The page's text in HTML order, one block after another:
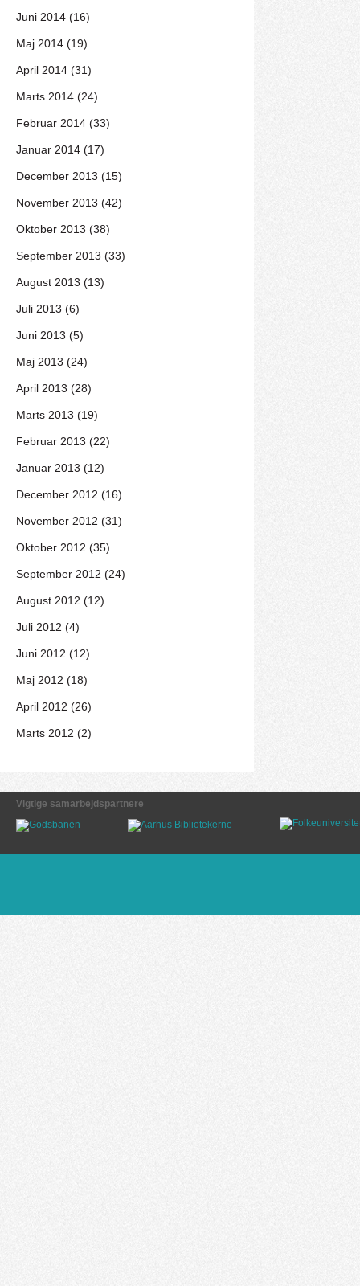
Juni 2014 (16)
Maj 2014 (19)
April 2014 (31)
Marts 2014 (24)
Februar 2014 (33)
Januar 2014 (17)
December 2013 (15)
November 2013 (42)
Oktober 2013 (38)
September 2013 (33)
August 2013 (13)
Juli 2013 (6)
Juni 2013 (5)
Maj 2013 (24)
April 2013 (28)
Marts 2013 (19)
Februar 2013 (22)
Januar 2013 (12)
December 2012 (16)
November 2012 (31)
Oktober 2012 (35)
September 2012 (24)
August 2012 (12)
Juli 2012 (4)
Juni 2012 (12)
Maj 2012 (18)
April 2012 (26)
Marts 2012 (2)
Vigtige samarbejdspartnere